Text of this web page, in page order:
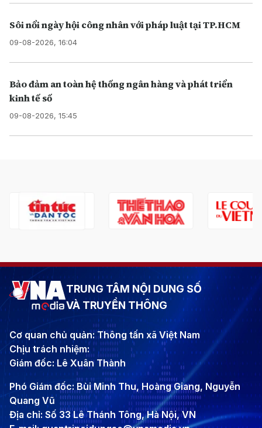
Sôi nổi ngày hội công nhân với pháp luật tại TP.HCM
09-08-2026, 16:04
Bảo đảm an toàn hệ thống ngân hàng và phát triển
kinh tế số
09-08-2026, 15:45
TRUNG TÂM NỘI DUNG SỐ
VÀ TRUYỀN THÔNG
Cơ quan chủ quản: Thông tấn xã Việt Nam
Chịu trách nhiệm:
Giám đốc: Lê Xuân Thành
Phó Giám đốc: Bùi Minh Thu, Hoàng Giang, Nguyễn
Quang Vũ
Địa chỉ: Số 33 Lê Thánh Tông, Hà Nội, VN